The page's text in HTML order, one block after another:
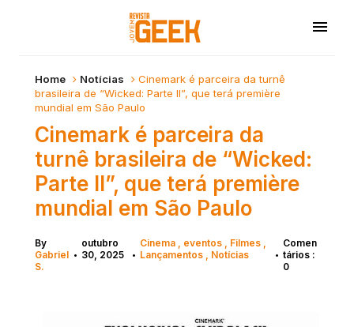
Home Notícias
Cinemark é parceira da turnê
brasileira de “Wicked: Parte II”, que terá première
mundial em São Paulo
Cinemark é parceira da
turnê brasileira de “Wicked:
Parte II”, que terá première
mundial em São Paulo
By
Gabriel
S.
•
outubro
30, 2025
•
Cinema eventos
Filmes
Lançamentos
Notícias •
Comen
tários :
0